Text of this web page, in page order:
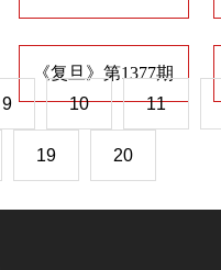
《复旦》第1377期
9 10 11
19 20